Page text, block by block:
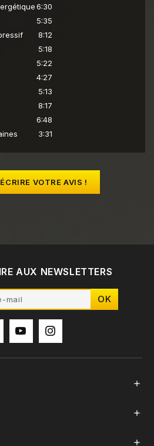
6:30
5:35
8:12
5:18
5:22
4:27
5:13
8:17
6:48
3:31
VOTRE AVIS !
AUX NEWSLETTERS


